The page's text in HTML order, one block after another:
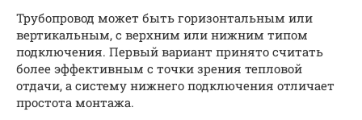
Трубопровод может быть горизонтальным или
вертикальным, с верхним или нижним типом
подключения. Первый вариант принято считать
более эффективным с точки зрения тепловой
отдачи, а систему нижнего подключения отличает
простота монтажа.